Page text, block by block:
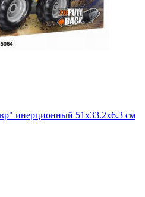
инерционный 51x33.2x6.3 см